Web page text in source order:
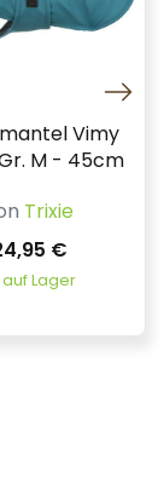
Vimy
M - 45cm
Trixie
€
Lager